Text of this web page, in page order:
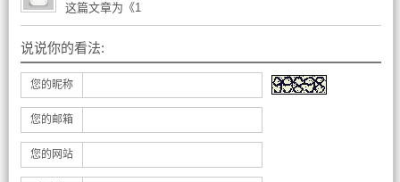
这篇文章为《1
说说你的看法:
您的昵称
您的邮箱
您的网站